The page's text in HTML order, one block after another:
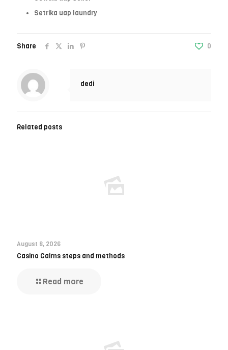
Setrika uap laundry
Share 0
dedi
Related posts
August 8, 2026
Casino Cairns steps and methods
Read more